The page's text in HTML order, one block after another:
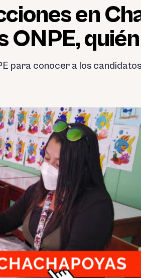
en
ONPE,
para conocer a los